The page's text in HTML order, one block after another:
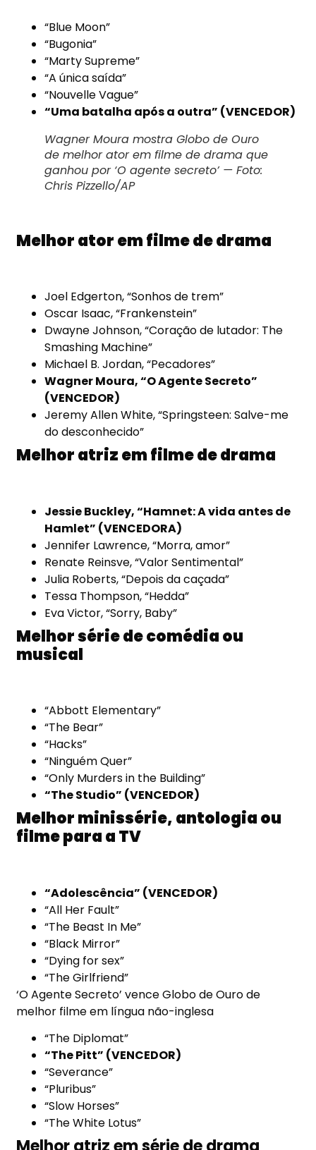
“Blue Moon”
“Bugonia”
“Marty Supreme”
“A única saída”
“Nouvelle Vague”
“Uma batalha após a outra” (VENCEDOR)
Wagner Moura mostra Globo de Ouro
de melhor ator em filme de drama que
ganhou por ‘O agente secreto’ — Foto:
Chris Pizzello/AP
Melhor ator em filme de drama
Joel Edgerton, “Sonhos de trem”
Oscar Isaac, “Frankenstein”
Dwayne Johnson, “Coração de lutador: The
Smashing Machine”
Michael B. Jordan, “Pecadores”
Wagner Moura, “O Agente Secreto”
(VENCEDOR)
Jeremy Allen White, “Springsteen: Salve-me
do desconhecido”
Melhor atriz em filme de drama
Jessie Buckley, “Hamnet: A vida antes de
Hamlet” (VENCEDORA)
Jennifer Lawrence, “Morra, amor”
Renate Reinsve, “Valor Sentimental”
Julia Roberts, “Depois da caçada”
Tessa Thompson, “Hedda”
Eva Victor, “Sorry, Baby”
Melhor série de comédia ou
musical
“Abbott Elementary”
“The Bear”
“Hacks”
“Ninguém Quer”
“Only Murders in the Building”
“The Studio” (VENCEDOR)
Melhor minissérie, antologia ou
filme para a TV
“Adolescência” (VENCEDOR)
“All Her Fault”
“The Beast In Me”
“Black Mirror”
“Dying for sex”
“The Girlfriend”
‘O Agente Secreto’ vence Globo de Ouro de
melhor filme em língua não-inglesa
“The Diplomat”
“The Pitt” (VENCEDOR)
“Severance”
“Pluribus”
“Slow Horses”
“The White Lotus”